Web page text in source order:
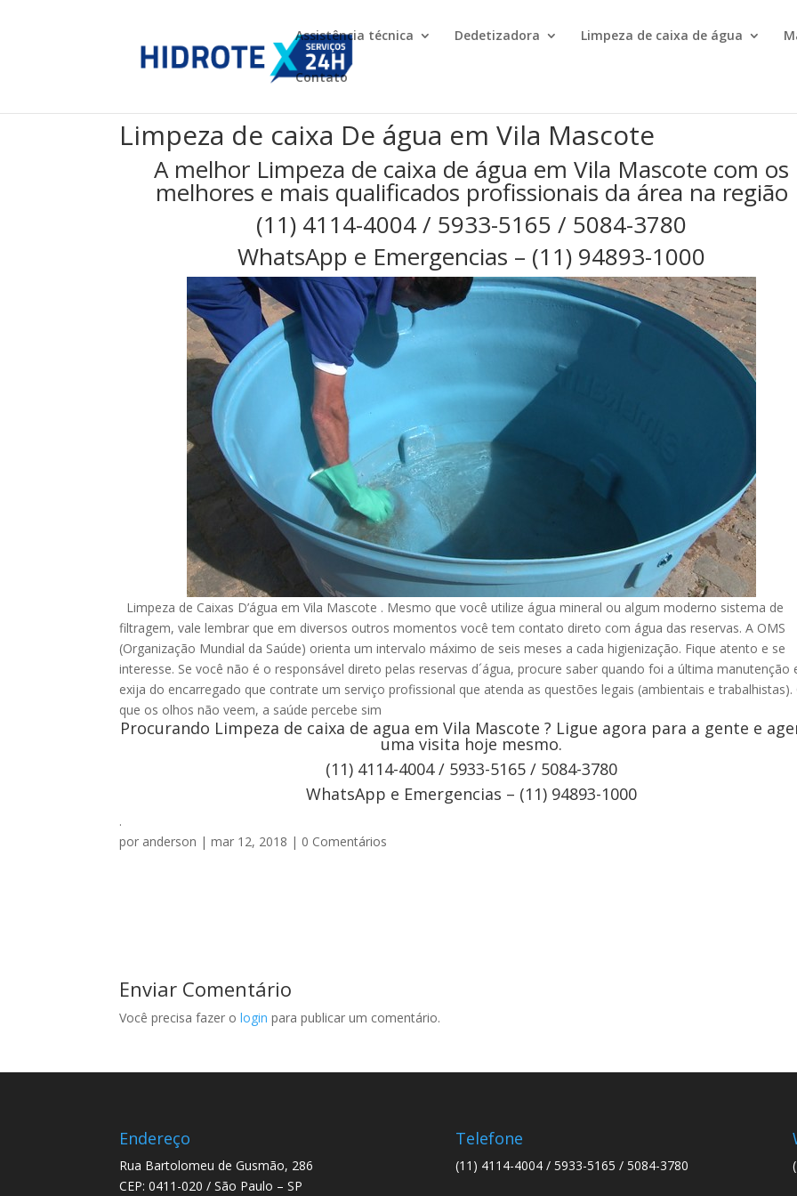
Assistência técnica Dedetizadora Limpeza de caixa de água
Contato
Limpeza de caixa De água em Vila Mascote
A melhor Limpeza de caixa de água em Vila Mascote com os
melhores e mais qualificados profissionais da área na região
(11) 4114-4004 / 5933-5165 / 5084-3780
WhatsApp e Emergencias – (11) 94893-1000
Limpeza de Caixas D’água em Vila Mascote . Mesmo que você utilize água mineral ou algum moderno sistema de
filtragem, vale lembrar que em diversos outros momentos você tem contato direto com água das reservas. A OMS
(Organização Mundial da Saúde) orienta um intervalo máximo de seis meses a cada higienização. Fique atento e se
interesse. Se você não é o responsável direto pelas reservas d´água, procure saber quando foi a última manutenção
exija do encarregado que contrate um serviço profissional que atenda as questões legais (ambientais e trabalhistas).
que os olhos não veem, a saúde percebe sim
Procurando Limpeza de caixa de agua em Vila Mascote ? Ligue agora para a gente e
uma visita hoje mesmo.
(11) 4114-4004 / 5933-5165 / 5084-3780
WhatsApp e Emergencias – (11) 94893-1000
.
por anderson |mar 12, 2018 | 0 Comentários
Enviar Comentário
Você precisa fazer ologin para publicar um comentário.
Endereço
Rua Bartolomeu de Gusmão, 286
CEP: 0411-020 / São Paulo – SP
Telefone
(11) 4114-4004 / 5933-5165 / 5084-3780